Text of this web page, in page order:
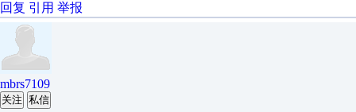
回复 引用 举报
mbrs7109
关注 私信